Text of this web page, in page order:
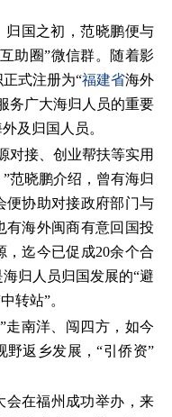
归国之初，范晓鹏便与
助圈”微信群。随着影
式注册为“福建省海外
务广大海归人员的重要
及归国人员。
对接、创业帮扶等实用
范晓鹏介绍，曾有海归
便协助对接政府部门与
有海外闽商有意回国投
，迄今已促成20余个合
归人员归国发展的“避
转站”。
走南洋、闯四方，如今
野返乡发展，“引侨资”
会在福州成功举办，来